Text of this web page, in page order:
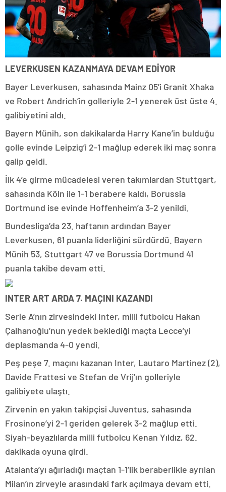
LEVERKUSEN KAZANMAYA DEVAM EDİYOR
Bayer Leverkusen, sahasında Mainz 05’i Granit Xhaka
ve Robert Andrich’in golleriyle 2-1 yenerek üst üste 4.
galibiyetini aldı.
Bayern Münih, son dakikalarda Harry Kane’in bulduğu
golle evinde Leipzig’i 2-1 mağlup ederek iki maç sonra
galip geldi.
İlk 4’e girme mücadelesi veren takımlardan Stuttgart,
sahasında Köln ile 1-1 berabere kaldı, Borussia
Dortmund ise evinde Hoffenheim’a 3-2 yenildi.
Bundesliga’da 23. haftanın ardından Bayer
Leverkusen, 61 puanla liderliğini sürdürdü. Bayern
Münih 53, Stuttgart 47 ve Borussia Dortmund 41
puanla takibe devam etti.
INTER ART ARDA 7. MAÇINI KAZANDI
Serie A’nın zirvesindeki Inter, milli futbolcu Hakan
Çalhanoğlu’nun yedek beklediği maçta Lecce’yi
deplasmanda 4-0 yendi.
Peş peşe 7. maçını kazanan Inter, Lautaro Martinez (2),
Davide Frattesi ve Stefan de Vrij’ın golleriyle
galibiyete ulaştı.
Zirvenin en yakın takipçisi Juventus, sahasında
Frosinone’yi 2-1 geriden gelerek 3-2 mağlup etti.
Siyah-beyazlılarda milli futbolcu Kenan Yıldız, 62.
dakikada oyuna girdi.
Atalanta’yı ağırladığı maçtan 1-1’lik beraberlikle ayrılan
Milan’ın zirveyle arasındaki fark açılmaya devam etti.